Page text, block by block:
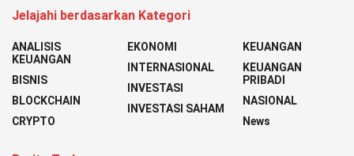
Jelajahi berdasarkan Kategori
ANALISIS
KEUANGAN
BISNIS
BLOCKCHAIN
CRYPTO
EKONOMI
INTERNASIONAL
INVESTASI
INVESTASI SAHAM
KEUANGAN
KEUANGAN
PRIBADI
NASIONAL
News